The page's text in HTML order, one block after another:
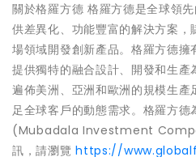
關於格羅方德 格羅方德是全球領
供差異化、功能豐富的解決方案
場領域開發創新產品。格羅方德
提供獨特的融合設計、開發和生
遍佈美洲、亞洲和歐洲的規模生
足全球客戶的動態需求。格羅方
(Mubadala Investment
訊，請瀏覽https://